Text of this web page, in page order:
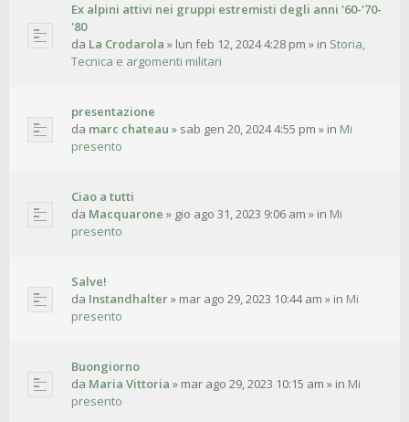
Ex alpini attivi nei gruppi estremisti degli anni '60-'70-
'80
da La Crodarola » lun feb 12, 2024 4:28 pm » in Storia,
Tecnica e argomenti militari
presentazione
da marc chateau » sab gen 20, 2024 4:55 pm » in Mi
presento
Ciao a tutti
da Macquarone » gio ago 31, 2023 9:06 am » in Mi
presento
Salve!
da Instandhalter» mar ago 29, 2023 10:44 am » in Mi
presento
Buongiorno
da Maria Vittoria » mar ago 29, 2023 10:15 am » in Mi
presento